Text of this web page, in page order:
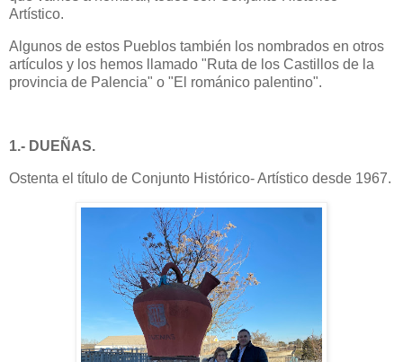
Artístico.
Algunos de estos Pueblos también los nombrados en otros
artículos y los hemos llamado "Ruta de los Castillos de la
provincia de Palencia" o "El románico palentino".
1.- DUEÑAS.
Ostenta el título de Conjunto Histórico- Artístico desde 1967.